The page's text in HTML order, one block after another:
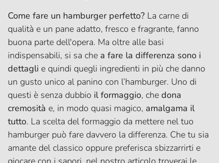
Come fare un hamburger perfetto? La carne di
qualità e un pane adatto, fresco e fragrante, fanno
buona parte dell'opera. Ma oltre alle basi
indispensabili, si sa che a fare la differenza sono i
dettagli e quindi quegli ingredienti in più che danno
un gusto unico al panino con l’hamburger. Uno di
questi è senza dubbio il formaggio, che dona
cremosità e, in modo quasi magico, amalgama il
tutto. La scelta del formaggio da mettere nel tuo
hamburger può fare davvero la differenza. Che tu sia
amante del classico oppure preferisca sbizzarrirti e